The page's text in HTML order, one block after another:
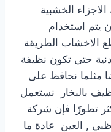
الخشبية
يتم استخدام
الاخشاب الطريقة
حتى تكون نظيفة
مثلما نحافظ على
بالبخار نستعمل
تطورًا فإن شركة
, العين عادة ما